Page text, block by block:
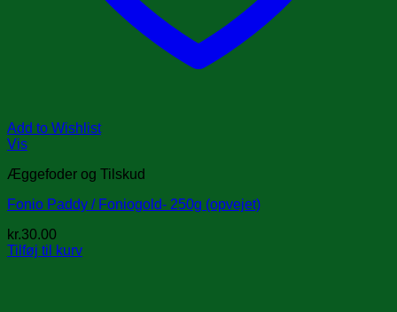
Add to Wishlist
Vis
Æggefoder og Tilskud
Fonio Paddy / Foniogold- 250g (opvejet)
kr.30.00
Tilføj til kurv